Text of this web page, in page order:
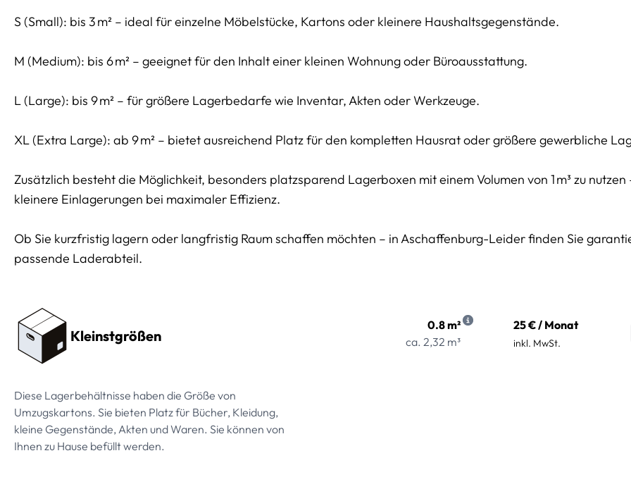
S (Small): bis 3 m² – ideal für einzelne Möbelstücke, Kartons oder kleinere Haushaltsgegenstände.
M (Medium): bis 6 m² – geeignet für den Inhalt einer kleinen Wohnung oder Büroausstattung.
L (Large): bis 9 m² – für größere Lagerbedarfe wie Inventar, Akten oder Werkzeuge.
XL (Extra Large): ab 9 m² – bietet ausreichend Platz für den kompletten Hausrat oder größere gewerbliche
Zusätzlich besteht die Möglichkeit, besonders platzsparend Lagerboxen mit einem Volumen von 1 m³ zu
kleinere Einlagerungen bei maximaler Effizienz.
Ob Sie kurzfristig lagern oder langfristig Raum schaffen möchten – in Aschaffenburg-Leider finden Sie
passende Laderabteil.
Kleinstgrößen
Diese Lagerbehältnisse haben die Größe von
Umzugskartons. Sie bieten Platz für Bücher, Kleidung,
kleine Gegenstände, Akten und Waren. Sie können von
Ihnen zu Hause befüllt werden.
0.8 m²
ca. 2,32 m³
25 € / Monat
inkl. MwSt.